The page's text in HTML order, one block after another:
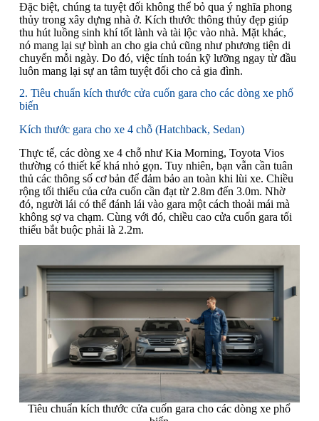
Đặc biệt, chúng ta tuyệt đối không thể bỏ qua ý nghĩa phong
thủy trong xây dựng nhà ở. Kích thước thông thủy đẹp giúp
thu hút luồng sinh khí tốt lành và tài lộc vào nhà. Mặt khác,
nó mang lại sự bình an cho gia chủ cũng như phương tiện di
chuyển mỗi ngày. Do đó, việc tính toán kỹ lưỡng ngay từ đầu
luôn mang lại sự an tâm tuyệt đối cho cả gia đình.
2. Tiêu chuẩn kích thước cửa cuốn gara cho các dòng xe phổ
biến
Kích thước gara cho xe 4 chỗ (Hatchback, Sedan)
Thực tế, các dòng xe 4 chỗ như Kia Morning, Toyota Vios
thường có thiết kế khá nhỏ gọn. Tuy nhiên, bạn vẫn cần tuân
thủ các thông số cơ bản để đảm bảo an toàn khi lùi xe. Chiều
rộng tối thiểu của cửa cuốn cần đạt từ 2.8m đến 3.0m. Nhờ
đó, người lái có thể đánh lái vào gara một cách thoải mái mà
không sợ va chạm. Cùng với đó, chiều cao cửa cuốn gara tối
thiểu bắt buộc phải là 2.2m.
Tiêu chuẩn kích thước cửa cuốn gara cho các dòng xe phổ